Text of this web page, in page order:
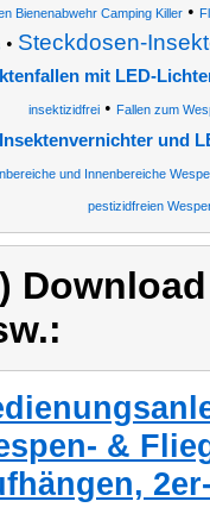
Bienenabwehr Camping Killer •
• Steckdosen-
mit LED-
insektizidfrei• Fallen zum
Insektenvernichter und
und Innenbereiche
pestizidfreien
&